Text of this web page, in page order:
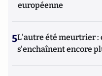
européenne
5L'autre été meurtrier :
s'enchaînent encore